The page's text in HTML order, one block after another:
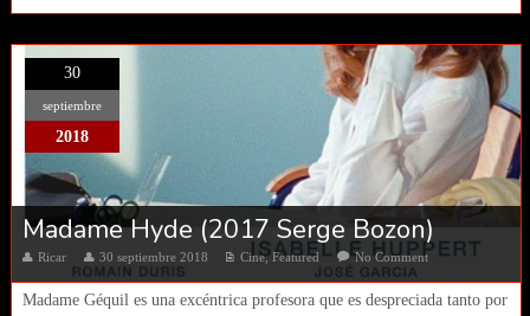
30
septiembre
2018
Madame Hyde (2017 Serge Bozon)
Ricar 30 septiembre 2018 Cine,Featured No Comment
Madame Géquil es una excéntrica profesora que es despreciada tanto por